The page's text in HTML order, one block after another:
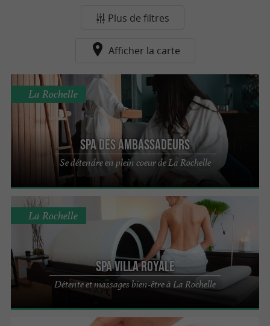
Plus de filtres
Afficher la carte
SPA des Ambassadeurs
Se détendre en plein coeur de La Rochelle
La Rochelle
Spa Villa Royale
Détente et massages bien-être à La Rochelle
La Rochelle